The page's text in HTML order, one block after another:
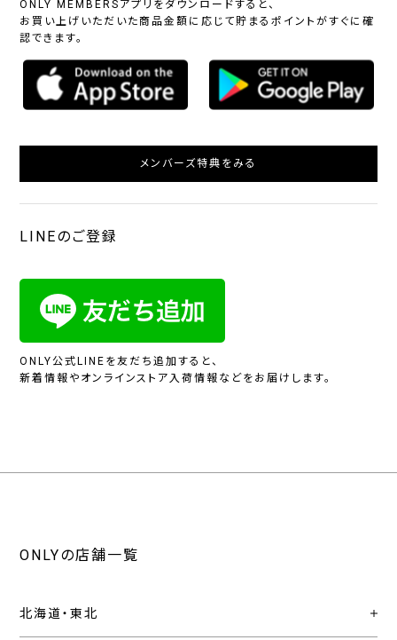
ONLY MEMBERSアプリをダウンロードすると、
お買い上げいただいた商品金額に応じて貯まるポイントがすぐに確
認できます。
メンバーズ特典をみる
LINEのご登録
ONLY公式LINEを友だち追加すると、
新着情報やオンラインストア入荷情報などをお届けします。
ONLYの店舗一覧
北海道・東北